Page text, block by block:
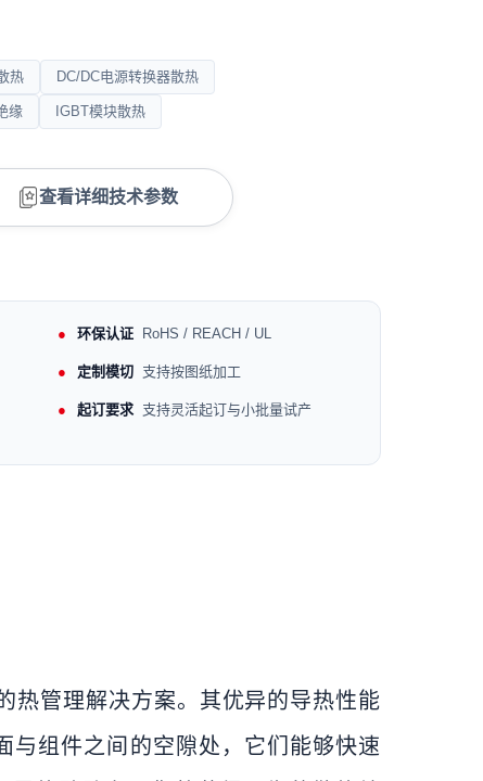
热 DC/DC电源转换器散热
缘 IGBT模块散热
查看详细技术参数
环保认证 RoHS / REACH / UL
定制模切 支持按图纸加工
起订要求 支持灵活起订与小批量试产
热管理解决方案。其优异的导热性能
与组件之间的空隙处，它们能够快速